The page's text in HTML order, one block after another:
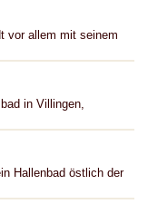
vor allem mit seinem
in Villingen,
Hallenbad östlich der